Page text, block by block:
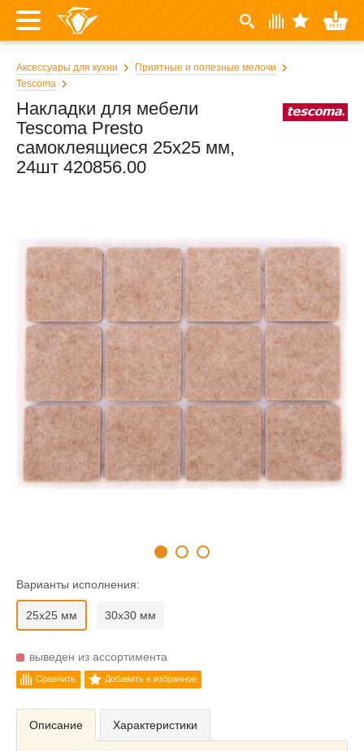
Аксессуары для кухни
Приятные и полезные мелочи
Tescoma
Накладки для мебели
Tescoma Presto
самоклеящиеся 25x25 мм,
24шт 420856.00
Варианты исполнения:
25x25 мм 30x30 мм
выведен из ассортимента
Сравнить Добавить в избранное
Описание Характеристики